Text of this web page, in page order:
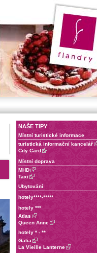
NAŠE TIPY
Místní turistické informace
turistická informační kancelář
City Card
Místní doprava
MHD
Taxi
Ubytování
hotely****-*****
hotely ***
Atlas
Queen Anne
hotely * - **
Galia
La Vieille Lanterne